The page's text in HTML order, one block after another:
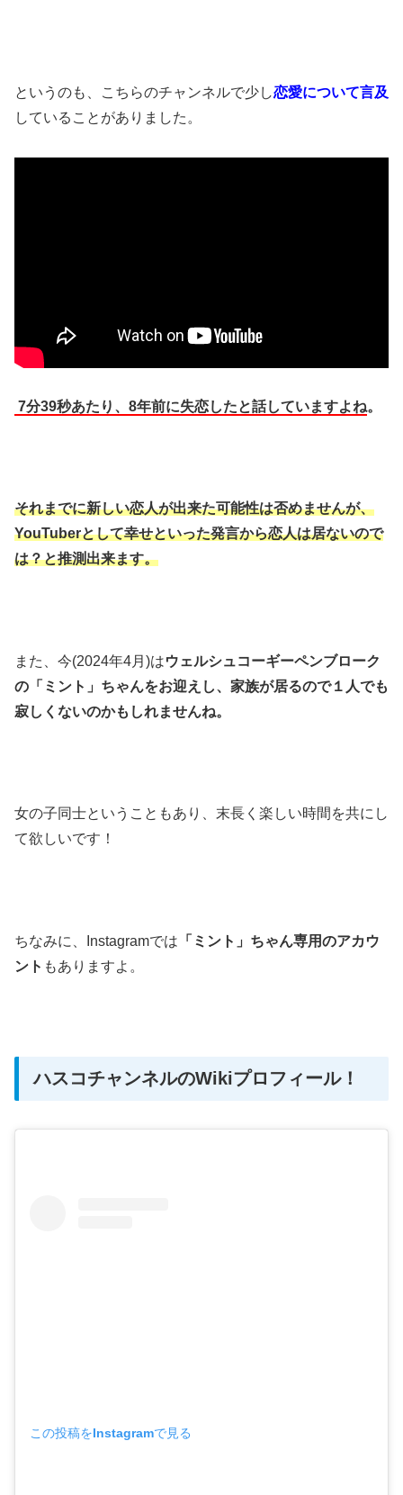
というのも、こちらのチャンネルで少し恋愛について言及
していることがありました。
7分39秒あたり、8年前に失恋したと話していますよね。
それまでに新しい恋人が出来た可能性は否めませんが、
YouTuberとして幸せといった発言から恋人は居ないので
は？と推測出来ます。
また、今(2024年4月)はウェルシュコーギーペンブローク
の「ミント」ちゃんをお迎えし、家族が居るので１人でも
寂しくないのかもしれませんね。
女の子同士ということもあり、末長く楽しい時間を共にし
て欲しいです！
ちなみに、Instagramでは 「ミント」ちゃん専用のアカウ
ント もありますよ。
ハスコチャンネルのWikiプロフィール！
この投稿をInstagramで見る